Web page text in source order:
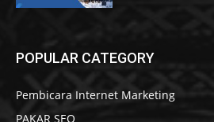
POPULAR CATEGORY
Pembicara Internet Marketing
PAKAR SEO